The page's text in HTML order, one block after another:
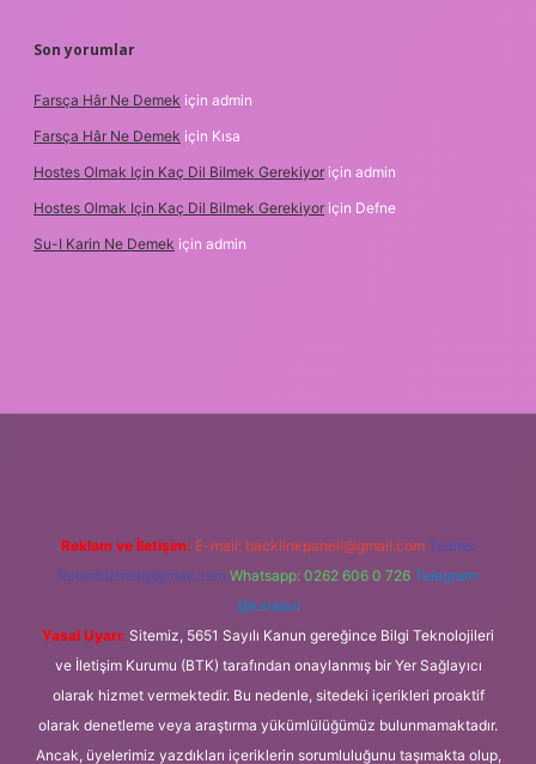
Son yorumlar
Farsça Hâr Ne Demek için admin
Farsça Hâr Ne Demek için Kısa
Hostes Olmak Için Kaç Dil Bilmek Gerekiyor için admin
Hostes Olmak Için Kaç Dil Bilmek Gerekiyor için Defne
Su-I Karin Ne Demek için admin
Reklam ve İletişim: E-mail: backlinkpaneli@gmail.com Teams:
forumhizmeti@gmail.com Whatsapp: 0262 606 0 726 Telegram:
@karabul
Yasal Uyarı: Sitemiz, 5651 Sayılı Kanun gereğince Bilgi Teknolojileri
ve İletişim Kurumu (BTK) tarafından onaylanmış bir Yer Sağlayıcı
olarak hizmet vermektedir. Bu nedenle, sitedeki içerikleri proaktif
olarak denetleme veya araştırma yükümlülüğümüz bulunmamaktadır.
Ancak, üyelerimiz yazdıkları içeriklerin sorumluluğunu taşımakta olup,